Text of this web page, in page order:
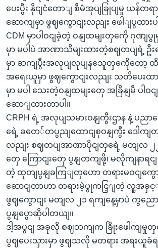
ပေးပွီး နိုငျငံတောျ စီမံအုပျခြုပျမှု ယန်
ဆောကျမှာ ဖွဈကွောငျးလညျး ဖေါျပွထားပ
CDM မှာပါဝငျခဲ့တဲ့ ဝနျထမျးတှကေို ဂုဏျ
မှာ မပါပဲ အာဏာသိမျးထားတဲ့စဈတပျရဲ့ ဦး
မှာ ဆကျပွီးအလုပျလုပျနသေူတှကေိုတော့ ထိ
အရေးယူမှာ ဖွဈကွောငျးလညျး သတိပေးထာ
မှာ မပါ သေးတဲ့ဝနျထမျးတှေ အခြိနျမီ ပါဝ
ဆောျထားတာပါ။
CRPH ရဲ့ အလုပျသမားဝနျကွီးဌာန နဲ့ ပညာ
ရေဲ့ ခတေ်တပွညျထောငျစုဝနျကွီး ဒေါကျ
လညျး စဈတပျအာဏာပိုငျတှရေဲ့ မတျလ ၂
တှေ ကြောငျးတှေ ပွနျတကျဖို့၊ မလိုကျနာရ
တဲ့ ထုတျပွနျခကြျတှဟော တရားမဝငျကွော
ဆောငျတာဟာ တရားမဲ့ပွုကငြ့ျတဲ့ လူ့အခှင့ျ
ဖွဈကွောငျး မတျလ ၂၁ ရကျနေ့မှာပဲ ကွည
ပွနျပွောဆိုပါတယျ။
ဒါ့အပွငျ အခုလို စဈဘကျက ခြိုးဖေါကျမှု
ပွဈပေးသှားမှာ ဖွဈသလို မတရား အရးယူခံ